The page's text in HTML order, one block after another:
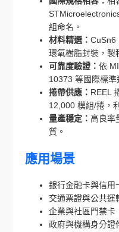
組命名。
材料精選：CuSn6
環氧樹脂封裝，製
可靠度驗證：依
10373 等國際標準
捲帶供應： REEL
12,000 模組/捲，
量產穩定：高良率
質。
應用場景
銀行金融卡與信用
交通票證與公共運
企業與社區門禁卡
政府與機構身分證